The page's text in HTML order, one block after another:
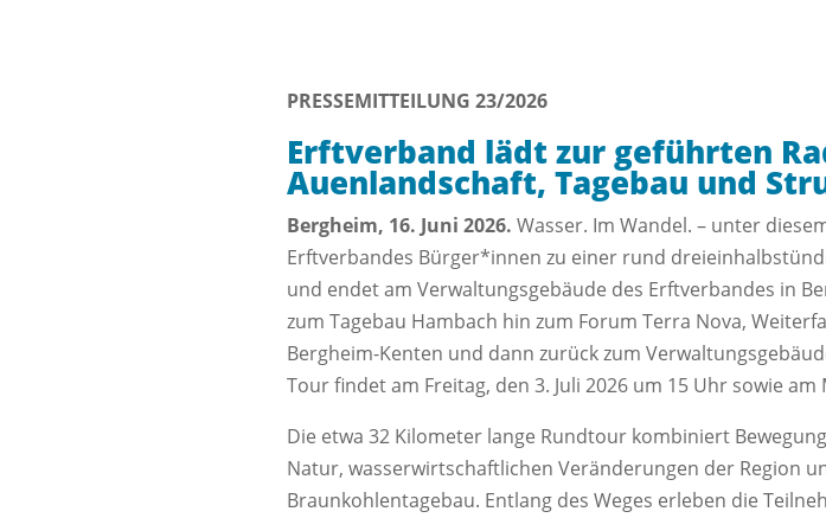
PRESSEMITTEILUNG 23/2026
Erftverband lädt zur geführten
Auenlandschaft, Tagebau und
Bergheim, 16. Juni 2026. Wasser. Im Wandel. – unter
Erftverbandes Bürger*innen zu einer rund
und endet am Verwaltungsgebäude des Erftverbandes in
zum Tagebau Hambach hin zum Forum Terra Nova,
Bergheim-Kenten und dann zurück zum
Tour findet am Freitag, den 3. Juli 2026 um 15 Uhr sowie
Die etwa 32 Kilometer lange Rundtour kombiniert
Natur, wasserwirtschaftlichen Veränderungen der Region
Braunkohlentagebau. Entlang des Weges erleben die